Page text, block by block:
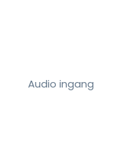
Audio ingang